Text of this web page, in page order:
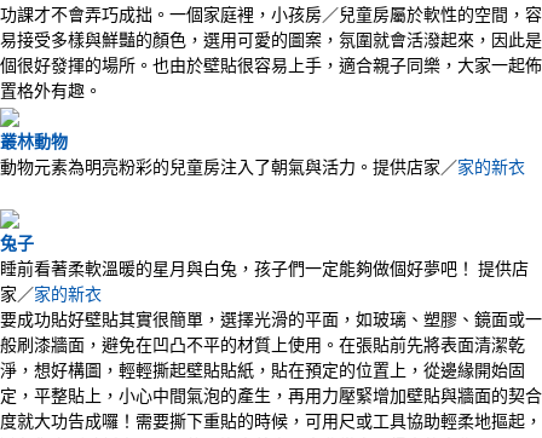
功課才不會弄巧成拙。一個家庭裡，小孩房／兒童房屬於軟性的空間，容
易接受多樣與鮮豔的顏色，選用可愛的圖案，氛圍就會活潑起來，因此是
個很好發揮的場所。也由於壁貼很容易上手，適合親子同樂，大家一起佈
置格外有趣。
叢林動物
動物元素為明亮粉彩的兒童房注入了朝氣與活力。提供店家／家的新衣
兔子
睡前看著柔軟溫暖的星月與白兔，孩子們一定能夠做個好夢吧！ 提供店
家／家的新衣
要成功貼好壁貼其實很簡單，選擇光滑的平面，如玻璃、塑膠、鏡面或一
般刷漆牆面，避免在凹凸不平的材質上使用。在張貼前先將表面清潔乾
淨，想好構圖，輕輕撕起壁貼貼紙，貼在預定的位置上，從邊緣開始固
定，平整貼上，小心中間氣泡的產生，再用力壓緊增加壁貼與牆面的契合
度就大功告成囉！需要撕下重貼的時候，可用尺或工具協助輕柔地摳起，